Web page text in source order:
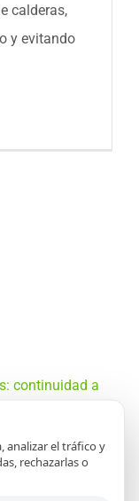
calderas,
y evitando
continuidad a
y E6 en
analizar el tráfico y
rechazarlas o